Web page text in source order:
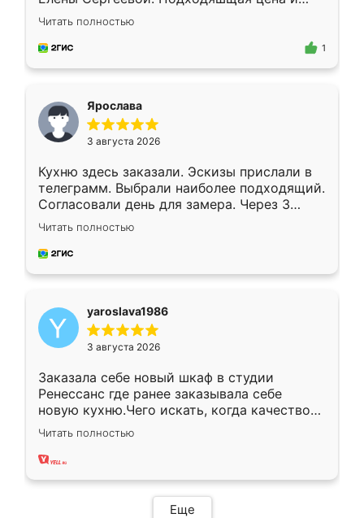
короткие сроки изготовления. Приехавший
для замера сотрудник Владислав
предложил по моему эскизу самый
Читать полностью
1
Ярослава
3 августа 2026
Кухню здесь заказали. Эскизы прислали в
телеграмм. Выбрали наиболее подходящий.
Согласовали день для замера. Через 3
недели кухня была уже готова. Остались
довольны работой. Спасибо Ренессанс
мебель за качественную работу!
Читать полностью
yaroslava1986
3 августа 2026
Заказала себе новый шкаф в студии
Ренессанс где ранее заказывала себе
новую кухню.Чего искать, когда качеством
вполне довольна. Служит кухня уже почти
два года, нареканий нет.
Читать полностью
Еще